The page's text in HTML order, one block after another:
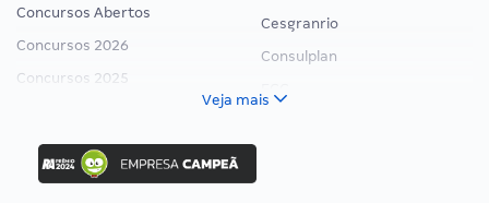
Concursos Abertos
Concursos 2026
Concursos 2025
Concurso Nacional Unificado
Concurso Ibama
Concurso MPU
Cesgranrio
Consulplan
Veja mais